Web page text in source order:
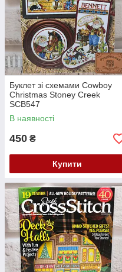
Буклет зі схемами Cowboy
Christmas Stoney Creek
SCB547
В наявності
450 ₴
Купити